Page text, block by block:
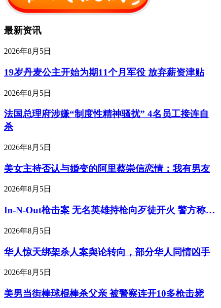
最新资讯
2026年8月5日
19岁丹麦公主开始为期11个月军役 放弃薪资津贴
2026年8月5日
法国总理府涉嫌“制度性精神骚扰” 4名员工接连自
杀
2026年8月5日
美女主持否认与婚变的阿里蔡崇信恋情：我有男友
2026年8月5日
In-N-Out枪击案 无名英雄持枪向歹徒开火 警方称…
2026年8月5日
华人惊天绑架杀人案舆论转向，部分华人同情凶手
2026年8月5日
美男当街棒球棍棒杀父亲 被警察连开10多枪击毙